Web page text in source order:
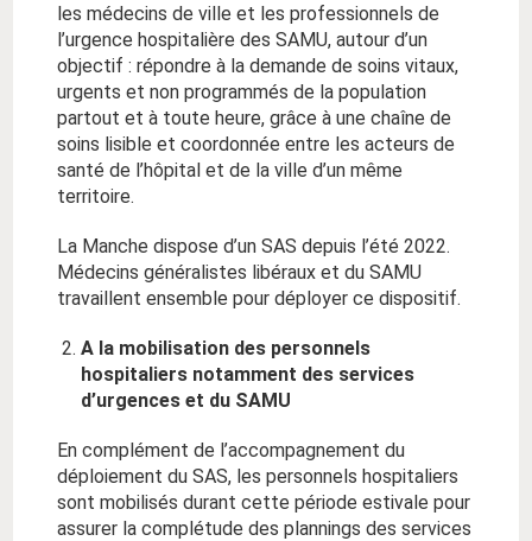
les médecins de ville et les professionnels de
l’urgence hospitalière des SAMU, autour d’un
objectif : répondre à la demande de soins vitaux,
urgents et non programmés de la population
partout et à toute heure, grâce à une chaîne de
soins lisible et coordonnée entre les acteurs de
santé de l’hôpital et de la ville d’un même
territoire.
La Manche dispose d’un SAS depuis l’été 2022.
Médecins généralistes libéraux et du SAMU
travaillent ensemble pour déployer ce dispositif.
A la mobilisation des personnels
hospitaliers notamment des services
d’urgences et du SAMU
En complément de l’accompagnement du
déploiement du SAS, les personnels hospitaliers
sont mobilisés durant cette période estivale pour
assurer la complétude des plannings des services